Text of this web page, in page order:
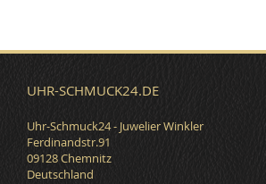
UHR-SCHMUCK24.DE
Uhr-Schmuck24 - Juwelier Winkler
Ferdinandstr.91
09128 Chemnitz
Deutschland